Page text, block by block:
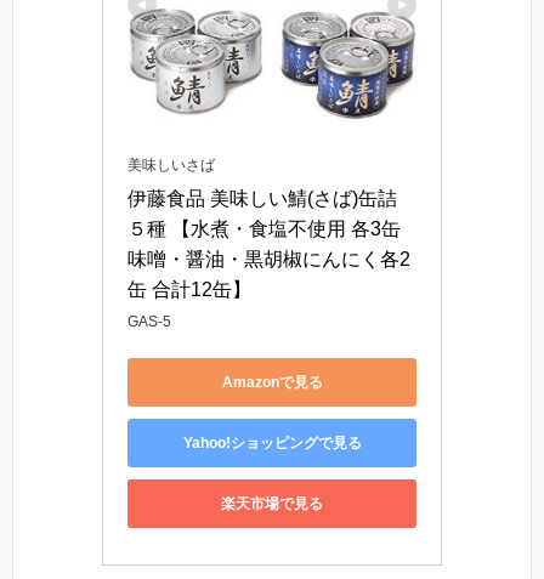
美味しいさば
伊藤食品 美味しい鯖(さば)缶詰
５種 【水煮・食塩不使用 各3缶
味噌・醤油・黒胡椒にんにく各2
缶 合計12缶】
GAS-5
Amazonで見る
Yahoo!ショッピングで見る
楽天市場で見る